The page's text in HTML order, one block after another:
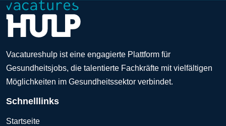
Vacatureshulp ist eine engagierte Plattform für
Gesundheitsjobs, die talentierte Fachkräfte mit vielfältigen
Möglichkeiten im Gesundheitssektor verbindet.
Schnelllinks
Startseite